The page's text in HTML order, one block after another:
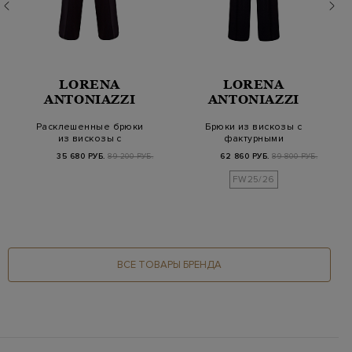
LORENA
ANTONIAZZI
Расклешенные брюки
из вискозы с
складками
35 680 РУБ. 89 200 РУБ.
LORENA
ANTONIAZZI
Брюки из вискозы с
фактурными
62 860 РУБ. 89 800 РУБ.
FW25/26
ВСЕ ТОВАРЫ БРЕНДА